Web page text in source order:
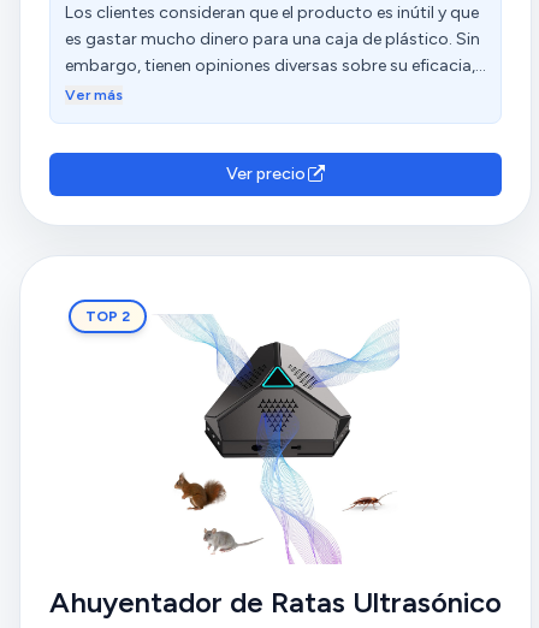
Los clientes consideran que el producto es inútil y que
es gastar mucho dinero para una caja de plástico. Sin
embargo, tienen opiniones diversas sobre su eficacia,
resistencia a los rayos UV y calidad.
Ver más
Ver precio
TOP 2
Ahuyentador de Ratas Ultrasónico